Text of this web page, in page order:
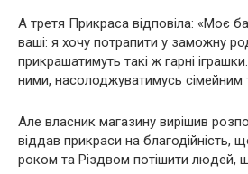
А третя Прикраса відповіла: «Моє
ваші: я хочу потрапити у заможну
прикрашатимуть такі ж гарні
ними, насолоджуватимусь сімейним
Але власник магазину вирішив
віддав прикраси на благодійність,
роком та Різдвом потішити людей,